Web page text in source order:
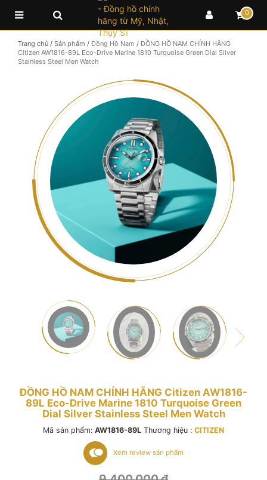
0
Trang chủ / Sản phẩm / Đồng Hồ Nam / ĐỒNG HỒ NAM CHÍNH HÃNG
Citizen AW1816-89L Eco-Drive Marine 1810 Turquoise Green Dial Silver
Stainless Steel Men Watch
ĐỒNG HỒ NAM CHÍNH HÃNG Citizen AW1816-
89L Eco-Drive Marine 1810 Turquoise Green
Dial Silver Stainless Steel Men Watch
Mã sản phẩm: AW1816-89L Thương hiệu : CITIZEN
Xem review sản phẩm